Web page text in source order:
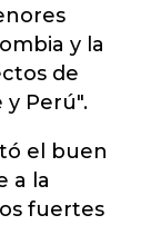
y la
de
Perú".
el buen
a la
fuertes